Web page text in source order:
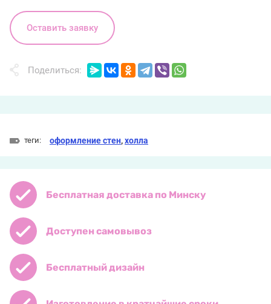
Оставить заявку
Поделиться:
теги: оформление стен,холла
Бесплатная доставка по Минску
Доступен самовывоз
Бесплатный дизайн